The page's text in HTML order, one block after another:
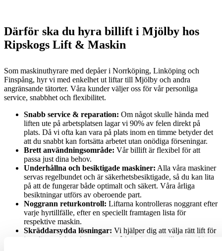
Därför ska du hyra billift i Mjölby hos
Ripskogs Lift & Maskin
Som maskinuthyrare med depåer i Norrköping, Linköping och
Finspång, hyr vi med enkelhet ut liftar till Mjölby och andra
angränsande tätorter. Våra kunder väljer oss för vår personliga
service, snabbhet och flexibilitet.
Snabb service & reparation: Om något skulle hända med
liften ute på arbetsplatsen lagar vi 90% av felen direkt på
plats. Då vi ofta kan vara på plats inom en timme betyder det
att du snabbt kan fortsätta arbetet utan onödiga förseningar.
Brett användningsområde: Vår billift är flexibel för att
passa just dina behov.
Underhållna och besiktigade maskiner: Alla våra maskiner
servas regelbundet och är säkerhetsbesiktigade, så du kan lita
på att de fungerar både optimalt och säkert. Våra årliga
besiktningar utförs av oberoende part.
Noggrann returkontroll: Liftarna kontrolleras noggrant efter
varje hyrtillfälle, efter en speciellt framtagen lista för
respektive maskin.
Skräddarsydda lösningar: Vi hjälper dig att välja rätt lift för
just ditt projekt och ger gärna rådgivning om vilken maskin